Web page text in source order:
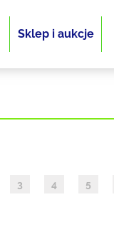
Sklep i aukcje
3 4 5